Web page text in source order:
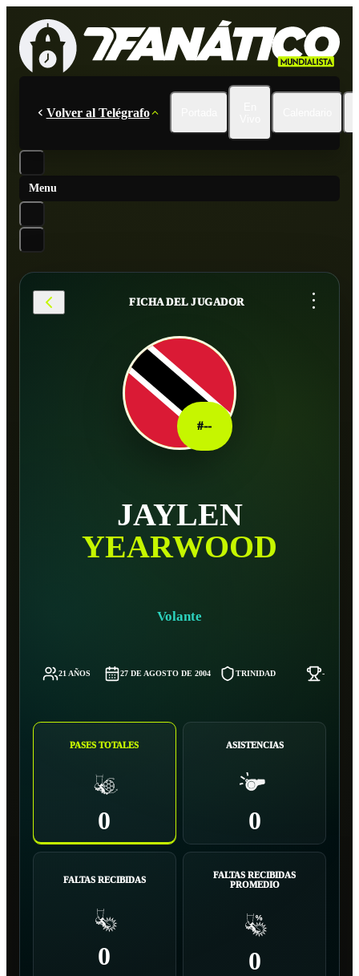
Volver al Telégrafo
Menu
FICHA DEL JUGADOR ...
#--
JAYLEN
YEARWOOD
Volante
21 AÑOS 27 DE AGOSTO DE 2004 TRINIDAD -
PASES TOTALES
0
ASISTENCIAS
0
FALTAS RECIBIDAS
0
FALTAS RECIBIDAS
PROMEDIO
0